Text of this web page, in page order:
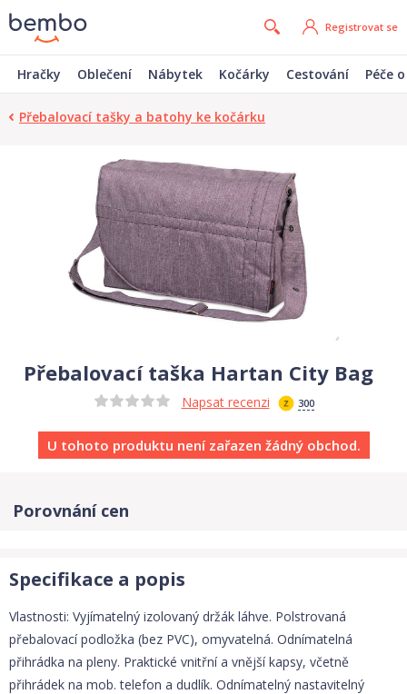
Registrovat se
Hračky Oblečení Nábytek Kočárky Cestování Péče
Přebalovací tašky a batohy ke kočárku
Přebalovací taška Hartan City Bag
Napsat recenzi 300
U tohoto produktu není zařazen žádný obchod.
Porovnání cen
Specifikace a popis
Vlastnosti: Vyjímatelný izolovaný držák láhve. Polstrovaná
přebalovací podložka (bez PVC), omyvatelná. Odnímatelná
přihrádka na pleny. Praktické vnitřní a vnější kapsy, včetně
přihrádek na mob. telefon a dudlík. Odnímatelný nastavitelný